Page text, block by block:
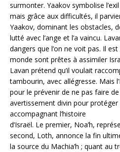
surmonter. Yaakov symbolise
mais grâce aux difficultés, il
Yaakov, dominant les obstacles,
lutté avec l’ange et l’a vaincu.
dangers que l’on ne voit pas. Il
monde sont prêtes à assimiler
Lavan prétend qu’il voulait
tambourin, avec allégresse. Mais
pour le prévenir de ne pas faire
avertissement divin pour
accompagnant l’histoire
d’Israël. Le premier, Noa’h,
second, Loth, annonce la fin
la source du Machia’h ; quant au